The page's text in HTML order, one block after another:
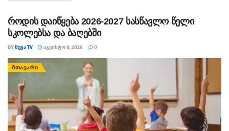
როდის დაიწყება 2026-2027 სასწავლო წელი
სკოლებსა და ბაღებში
BYᲛᲔᲒᲐ TV ᲐᲒᲕᲘᲡᲢᲝ 8, 2026 0
ᲛᲗᲐᲕᲐᲠᲘ